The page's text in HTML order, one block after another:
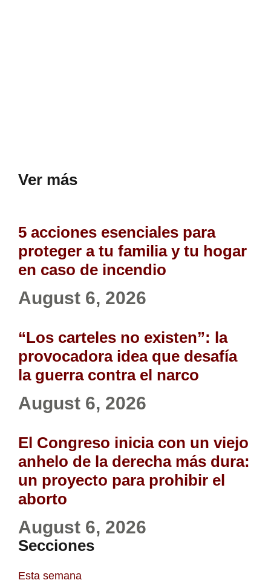
Ver más
5 acciones esenciales para
proteger a tu familia y tu hogar
en caso de incendio
August 6, 2026
“Los carteles no existen”: la
provocadora idea que desafía
la guerra contra el narco
August 6, 2026
El Congreso inicia con un viejo
anhelo de la derecha más dura:
un proyecto para prohibir el
aborto
August 6, 2026
Secciones
Esta semana